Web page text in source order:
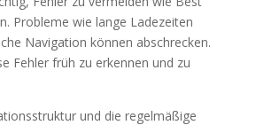
Probleme wie lange Ladezeiten
Navigation können abschrecken.
Fehler früh zu erkennen und zu
und die regelmäßige